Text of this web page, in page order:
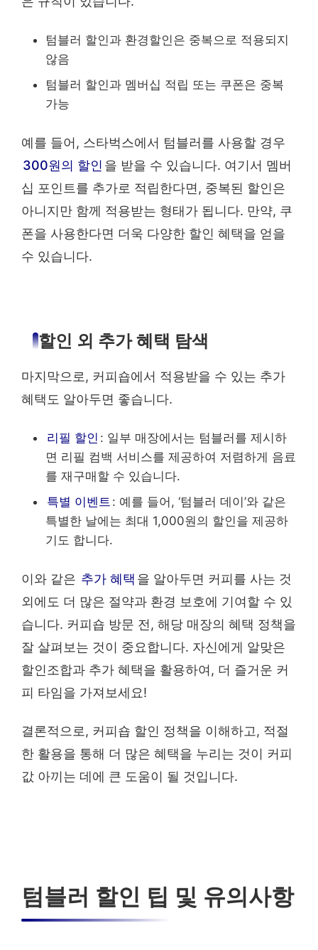
텀블러 할인과 환경할인은 중복으로 적용되지
않음
텀블러 할인과 멤버십 적립 또는 쿠폰은 중복
가능
예를 들어, 스타벅스에서 텀블러를 사용할 경우
300원의 할인 을 받을 수 있습니다. 여기서 멤버
십 포인트를 추가로 적립한다면, 중복된 할인은
아니지만 함께 적용받는 형태가 됩니다. 만약, 쿠
폰을 사용한다면 더욱 다양한 할인 혜택을 얻을
수 있습니다.
할인 외 추가 혜택 탐색
마지막으로, 커피숍에서 적용받을 수 있는 추가
혜택도 알아두면 좋습니다.
리필 할인 : 일부 매장에서는 텀블러를 제시하
면 리필 컴백 서비스를 제공하여 저렴하게 음료
를 재구매할 수 있습니다.
특별 이벤트 : 예를 들어, ‘텀블러 데이’와 같은
특별한 날에는 최대 1,000원의 할인을 제공하
기도 합니다.
이와 같은 추가 혜택 을 알아두면 커피를 사는 것
외에도 더 많은 절약과 환경 보호에 기여할 수 있
습니다. 커피숍 방문 전, 해당 매장의 혜택 정책을
잘 살펴보는 것이 중요합니다. 자신에게 알맞은
할인조합과 추가 혜택을 활용하여, 더 즐거운 커
피 타임을 가져보세요!
결론적으로, 커피숍 할인 정책을 이해하고, 적절
한 활용을 통해 더 많은 혜택을 누리는 것이 커피
값 아끼는 데에 큰 도움이 될 것입니다.
텀블러 할인 팁 및 유의사항